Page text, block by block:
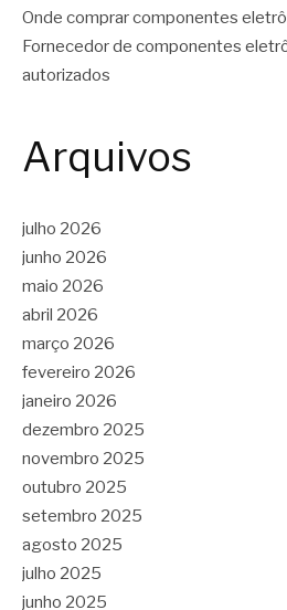
Onde comprar componentes
Fornecedor de componentes
autorizados
Arquivos
julho 2026
junho 2026
maio 2026
abril 2026
março 2026
fevereiro 2026
janeiro 2026
dezembro 2025
novembro 2025
outubro 2025
setembro 2025
agosto 2025
julho 2025
junho 2025